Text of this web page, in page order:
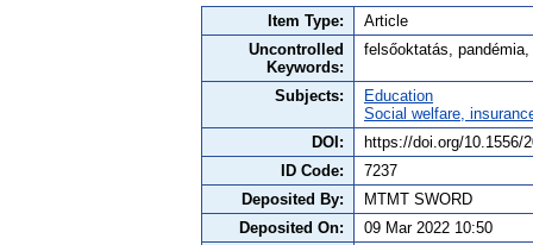
Item Type:
Article
Uncontrolled
Keywords:
felsőoktatás,
Subjects:
Education
Social welfare,
DOI:
https://doi.org/10.1556/
ID Code:
7237
Deposited By:
MTMT SWORD
Deposited On:
09 Mar 2022 10:50